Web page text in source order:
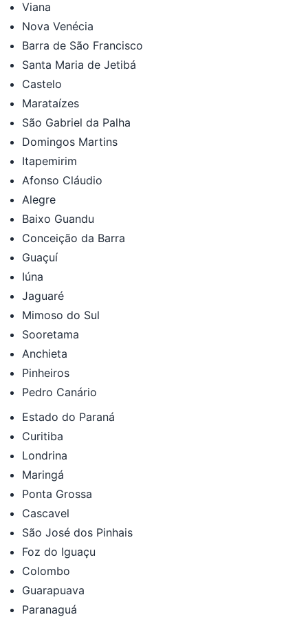
Viana
Nova Venécia
Barra de São Francisco
Santa Maria de Jetibá
Castelo
Marataízes
São Gabriel da Palha
Domingos Martins
Itapemirim
Afonso Cláudio
Alegre
Baixo Guandu
Conceição da Barra
Guaçuí
Iúna
Jaguaré
Mimoso do Sul
Sooretama
Anchieta
Pinheiros
Pedro Canário
Estado do Paraná
Curitiba
Londrina
Maringá
Ponta Grossa
Cascavel
São José dos Pinhais
Foz do Iguaçu
Colombo
Guarapuava
Paranaguá